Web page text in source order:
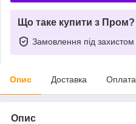
Що таке купити з Пром?
Замовлення під захистом
Опис Доставка Оплата
Опис